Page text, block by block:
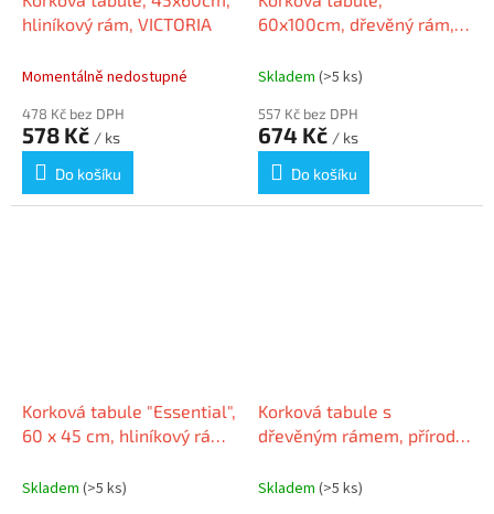
hliníkový rám, VICTORIA
Momentálně nedostupné
478 Kč bez DPH
578 Kč / ks
Do košíku
60x100cm, dřevěný rám,
Skladem (>5 ks)
557 Kč bez DPH
674 Kč / ks
Do košíku
Korková tabule "Essential",
60 x 45 cm, hliníkový rám,
Skladem (>5 ks)
Korková tabule s
dřevěným rámem, přírodní
Skladem (>5 ks)